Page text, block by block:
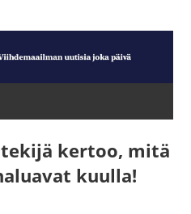
kertoo, mitä
kuulla!